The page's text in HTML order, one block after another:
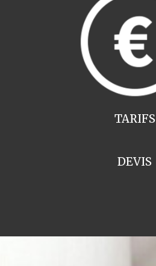
TARIFS
DEVIS